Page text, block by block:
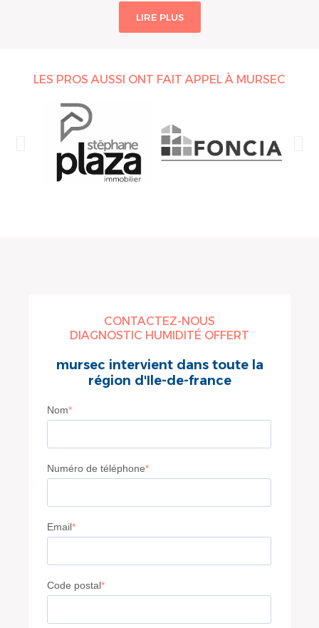
LIRE PLUS
LES PROS AUSSI ONT FAIT APPEL À MURSEC
CONTACTEZ-NOUS
DIAGNOSTIC HUMIDITÉ OFFERT
mursec intervient dans toute la
région d'Ile-de-france